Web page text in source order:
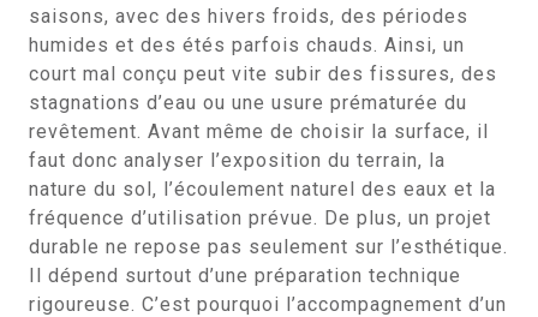
saisons, avec des hivers froids, des périodes
humides et des étés parfois chauds. Ainsi, un
court mal conçu peut vite subir des fissures, des
stagnations d’eau ou une usure prématurée du
revêtement. Avant même de choisir la surface, il
faut donc analyser l’exposition du terrain, la
nature du sol, l’écoulement naturel des eaux et la
fréquence d’utilisation prévue. De plus, un projet
durable ne repose pas seulement sur l’esthétique.
Il dépend surtout d’une préparation technique
rigoureuse. C’est pourquoi l’accompagnement d’un